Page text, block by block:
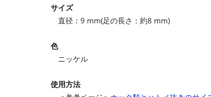
サイズ
直径：9 mm(足の長さ：約8 mm)
色
ニッケル
使用方法